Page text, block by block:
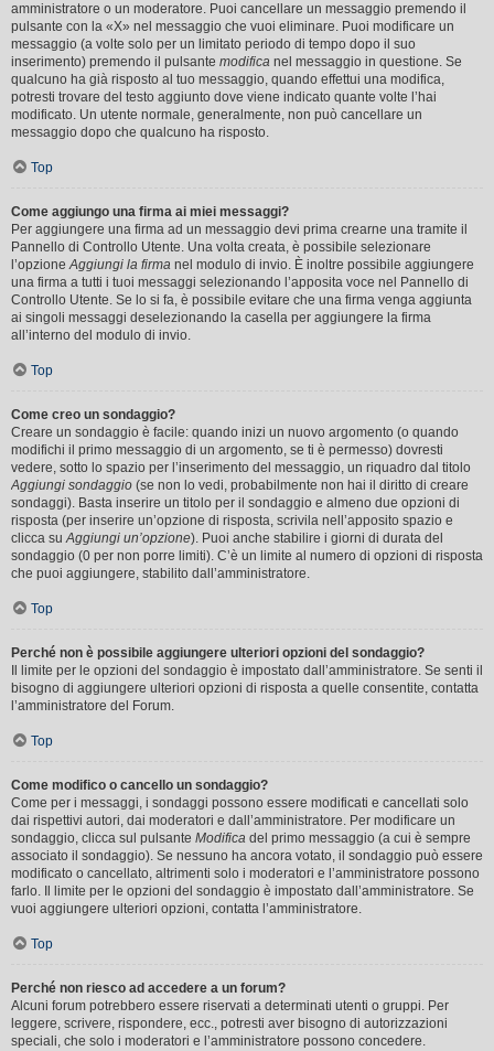
amministratore o un moderatore. Puoi cancellare un messaggio premendo il
pulsante con la «X» nel messaggio che vuoi eliminare. Puoi modificare un
messaggio (a volte solo per un limitato periodo di tempo dopo il suo
inserimento) premendo il pulsante modifica nel messaggio in questione. Se
qualcuno ha già risposto al tuo messaggio, quando effettui una modifica,
potresti trovare del testo aggiunto dove viene indicato quante volte l’hai
modificato. Un utente normale, generalmente, non può cancellare un
messaggio dopo che qualcuno ha risposto.
Top
Come aggiungo una firma ai miei messaggi?
Per aggiungere una firma ad un messaggio devi prima crearne una tramite il
Pannello di Controllo Utente. Una volta creata, è possibile selezionare
l’opzioneAggiungi la firma nel modulo di invio. È inoltre possibile aggiungere
una firma a tutti i tuoi messaggi selezionando l’apposita voce nel Pannello di
Controllo Utente. Se lo si fa, è possibile evitare che una firma venga aggiunta
ai singoli messaggi deselezionando la casella per aggiungere la firma
all’interno del modulo di invio.
Top
Come creo un sondaggio?
Creare un sondaggio è facile: quando inizi un nuovo argomento (o quando
modifichi il primo messaggio di un argomento, se ti è permesso) dovresti
vedere, sotto lo spazio per l’inserimento del messaggio, un riquadro dal titolo
Aggiungi sondaggio (se non lo vedi, probabilmente non hai il diritto di creare
sondaggi). Basta inserire un titolo per il sondaggio e almeno due opzioni di
risposta (per inserire un’opzione di risposta, scrivila nell’apposito spazio e
clicca suAggiungi un’opzione). Puoi anche stabilire i giorni di durata del
sondaggio (0 per non porre limiti). C’è un limite al numero di opzioni di risposta
che puoi aggiungere, stabilito dall’amministratore.
Top
Perché non è possibile aggiungere ulteriori opzioni del sondaggio?
Il limite per le opzioni del sondaggio è impostato dall’amministratore. Se senti il
bisogno di aggiungere ulteriori opzioni di risposta a quelle consentite, contatta
l’amministratore del Forum.
Top
Come modifico o cancello un sondaggio?
Come per i messaggi, i sondaggi possono essere modificati e cancellati solo
dai rispettivi autori, dai moderatori e dall’amministratore. Per modificare un
sondaggio, clicca sul pulsante Modifica del primo messaggio (a cui è sempre
associato il sondaggio). Se nessuno ha ancora votato, il sondaggio può essere
modificato o cancellato, altrimenti solo i moderatori e l’amministratore possono
farlo. Il limite per le opzioni del sondaggio è impostato dall’amministratore. Se
vuoi aggiungere ulteriori opzioni, contatta l’amministratore.
Top
Perché non riesco ad accedere a un forum?
Alcuni forum potrebbero essere riservati a determinati utenti o gruppi. Per
leggere, scrivere, rispondere, ecc., potresti aver bisogno di autorizzazioni
speciali, che solo i moderatori e l’amministratore possono concedere.